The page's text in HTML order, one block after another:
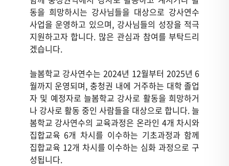
동을 희망하시는 강사님들을 대상으로 강사연수
사업을 운영하고 있으며, 강사님들의 성장을 적극
지원하고자 합니다. 많은 관심과 참여를 부탁드리
겠습니다.
늘봄학교 강사연수는 2024년 12월부터 2025년 6
월까지 운영되며, 충청권 내에 거주하는 대학 졸업
자 및 예정자로 늘봄학교 강사로 활동을 희망하거
나 강사로 활동 중인 사람들을 대상으로 합니다. 늘
봄학교 강사연수의 교육과정은 온라인 4개 차시와
집합교육 6개 차시를 이수하는 기초과정과 함께
집합교육 12개 차시를 이수하는 심화 과정으로 구
성됩니다.